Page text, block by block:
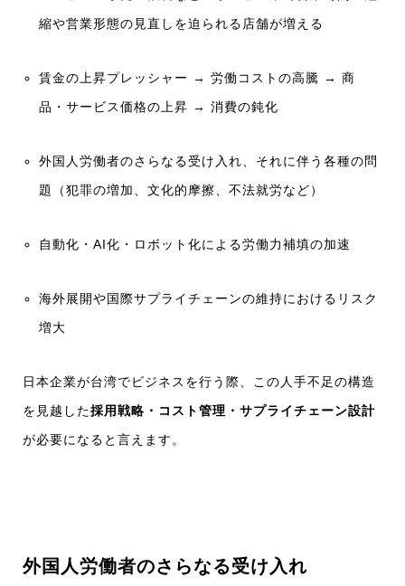
縮や営業形態の見直し を迫られる店舗が増える
賃金の上昇プレッシャー → 労働コストの高騰 → 商
品・サービス価格の上昇 → 消費の鈍化
外国人労働者のさらなる受け入れ、それに伴う各種の問
題（犯罪の増加、文化的摩擦、不法就労など）
自動化・AI化・ロボット化による労働力補填の加速
海外展開や国際サプライチェーンの維持におけるリスク
増大
日本企業が台湾でビジネスを行う際、この人手不足の構造
を見越した採用戦略・コスト管理・サプライチェーン設計
が必要になると言えます。
外国人労働者のさらなる受け入れ